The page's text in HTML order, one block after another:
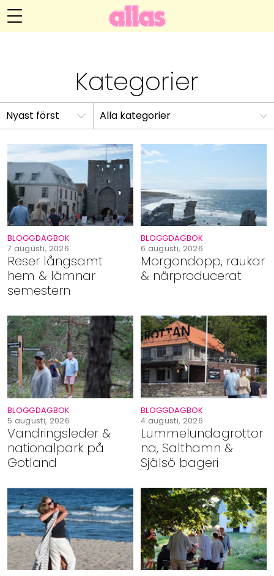
Relationer
Handarbete
Video
Bloggar
Shop
Hem & Trädgård
Underhållning
Om Oss
Helena Lyths blogg
Hem
Om
Kategorier
Arkiv
Kontakt
Kategorier
Alla kategorier
Reser långsamt
hem & lämnar
semestern
BLOGGDAGBOK
7 augusti, 2026
Morgondopp, raukar
& närproducerat
BLOGGDAGBOK
6 augusti, 2026
Vandringsleder &
nationalpark på
Gotland
BLOGGDAGBOK
5 augusti, 2026
Lummelundagrottor
na, Salthamn &
Själsö bageri
BLOGGDAGBOK
4 augusti, 2026